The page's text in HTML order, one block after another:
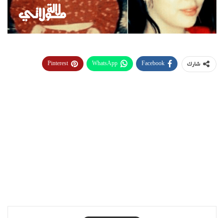
شارك Facebook
WhatsApp
Pinterest